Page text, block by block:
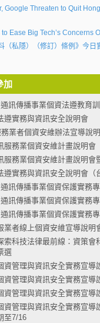
Google Threaten to Quit
Ease Big Tech’s Concerns
（私隱）（修訂）條例》今
加
通訊傳播事業個資法遵教育
遵實務與資訊安全說明會
業者個資安維辦法宣導說
服務業個資安維計畫說明會
服務業個資安維計畫說明會
遵實務與資訊安全說明會（
通訊傳播事業個資保護實務
通訊傳播事業個資保護實務
通訊傳播事業個資保護實務
業者線上個資安維宣導說明
索科技法律最前線：資策
選
資管理與資訊安全實務宣導
資管理與資訊安全實務宣導
資管理與資訊安全實務宣導
資管理與資訊安全實務宣
至7/16